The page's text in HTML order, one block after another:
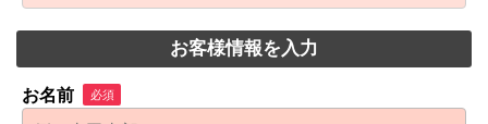
お客様情報を入力
お名前 必須